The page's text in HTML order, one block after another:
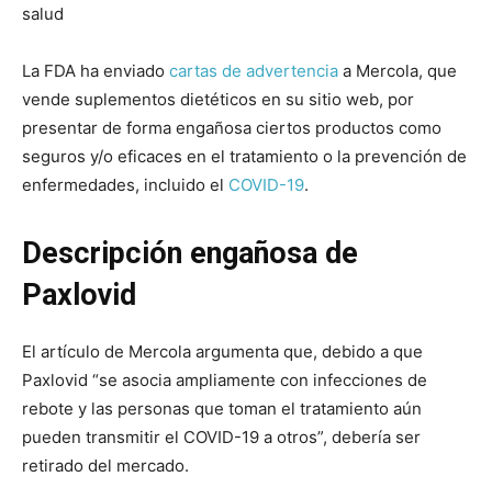
salud
La FDA ha enviado cartas de advertencia a Mercola, que
vende suplementos dietéticos en su sitio web, por
presentar de forma engañosa ciertos productos como
seguros y/o eficaces en el tratamiento o la prevención de
enfermedades, incluido el COVID-19.
Descripción engañosa de
Paxlovid
El artículo de Mercola argumenta que, debido a que
Paxlovid “se asocia ampliamente con infecciones de
rebote y las personas que toman el tratamiento aún
pueden transmitir el COVID-19 a otros”, debería ser
retirado del mercado.